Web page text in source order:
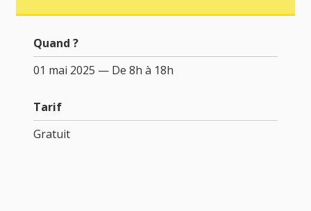
Quand ?
01 mai 2025 — De 8h à 18h
Tarif
Gratuit